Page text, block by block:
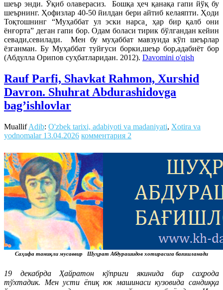
шеър энди. Ўқиб олаверасиз. Бошқа ҳеч қанақа гапи йўқ бу
шеърнинг. Ҳофизлар 40-50 йилдан бери айтиб келаяпти. Ҳоди
Тоқтошнинг “Муҳаббат ул эски нарса¸ ҳар бир қалб они
ëнғорта” деган гапи бор. Одам боласи тирик бўлгандан кейин
севади,севилади. Мен бу муҳаббат мавзуида кўп шеърлар
ëзганман. Бу Муҳаббат туйғуси борки,шеър бор,адабиёт бор
(Абдулла Орипов суҳбатларидан. 2012). Davomini o'qish
Rauf Parfi, Shavkat Rahmon, Xurshid
Davron. Shuhrat Abdurashidovga
bag’ishlovlar
MuallifAdib: O'zbek tarixi, adabiyoti va madaniyati, Xotira va
yodnomalar 13.04.2026 комментария 2
Саҳифа таниқли мусаввир Шуҳрат Абдурашидов хотирасига бағишланади
19 декабрда Ҳайратон кўприги якинида бир саҳрода
тўхтадик. Мен усти ёпиқ юк машинаси кузовида сандиққа